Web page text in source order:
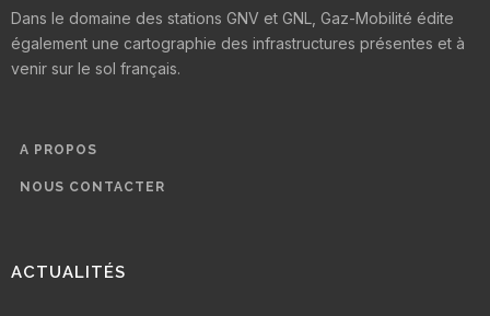
Dans le domaine des stations GNV et GNL, Gaz-Mobilité édite
également une cartographie des infrastructures présentes et à
venir sur le sol français.
A PROPOS
NOUS CONTACTER
ACTUALITÉS